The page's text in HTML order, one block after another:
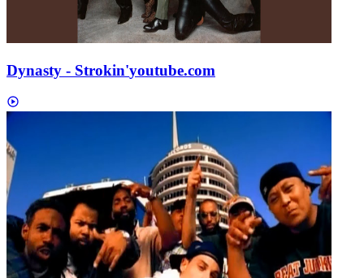
Dynasty - Strokin'youtube.com